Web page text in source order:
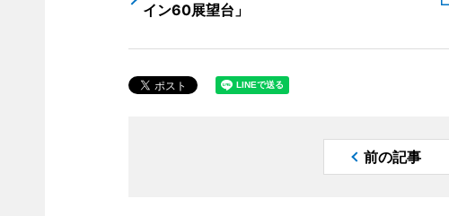
イン60展望台」
前の記事